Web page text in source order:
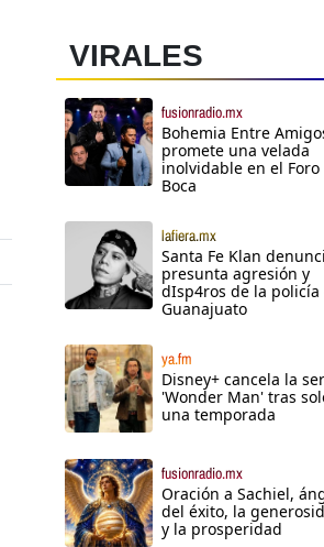
VIRALES
fusionradio.mx
Bohemia Entre
promete una velada
inolvidable en el Foro
Boca
lafiera.mx
Santa Fe Klan
presunta agresión y
dIsp4ros de la policía
Guanajuato
ya.fm
Disney+ cancela la
'Wonder Man' tras
una temporada
fusionradio.mx
Oración a Sachiel,
del éxito, la
y la prosperidad